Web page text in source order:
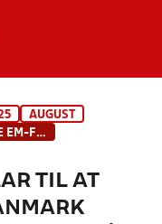
OG NYHEDER
AUGUST
FIRE VÆRTSBYER KLAR TIL AT SKABE EM-FEST I DANMARK
TIL AT